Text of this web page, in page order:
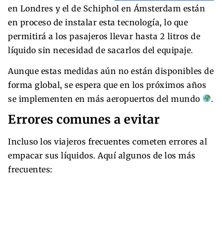
en Londres y el de Schiphol en Ámsterdam están
en proceso de instalar esta tecnología, lo que
permitirá a los pasajeros llevar hasta 2 litros de
líquido sin necesidad de sacarlos del equipaje.
Aunque estas medidas aún no están disponibles de
forma global, se espera que en los próximos años
se implementen en más aeropuertos del mundo
.
Errores comunes a evitar
Incluso los viajeros frecuentes cometen errores al
empacar sus líquidos. Aquí algunos de los más
frecuentes: